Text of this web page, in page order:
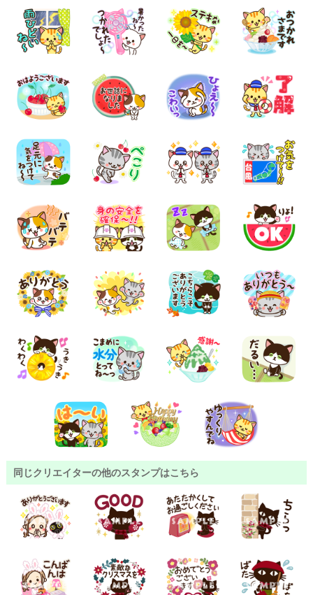
同じクリエイターの他のスタンプはこちら